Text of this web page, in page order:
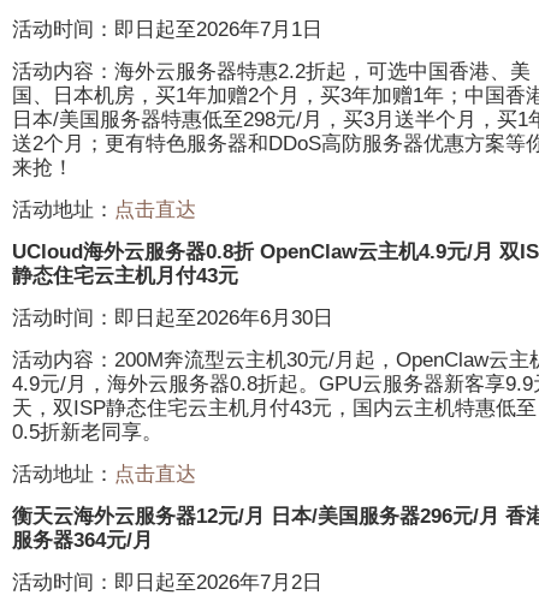
活动时间：即日起至2026年7月1日
活动内容：海外云服务器特惠2.2折起，可选中国香港、美
国、日本机房，买1年加赠2个月，买3年加赠1年；中国香
日本/美国服务器特惠低至298元/月，买3月送半个月，买1
送2个月；更有特色服务器和DDoS高防服务器优惠方案等
来抢！
活动地址： 点击直达
UCloud海外云服务器0.8折 OpenClaw云主机4.9元/月 双
静态住宅云主机月付43元
活动时间：即日起至2026年6月30日
活动内容：200M奔流型云主机30元/月起，OpenClaw云主
4.9元/月，海外云服务器0.8折起。GPU云服务器新客享9.9
天，双ISP静态住宅云主机月付43元，国内云主机特惠低至
0.5折新老同享。
活动地址： 点击直达
衡天云海外云服务器12元/月 日本/美国服务器296元/月 香
服务器364元/月
活动时间：即日起至2026年7月2日